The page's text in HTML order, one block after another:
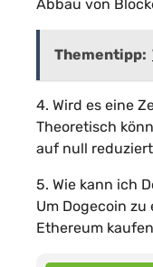
Abbau von
Thementipp:
4. Wird es eine
Theoretisch
auf null
5. Wie kann ich
Um Dogecoin
Ethereum